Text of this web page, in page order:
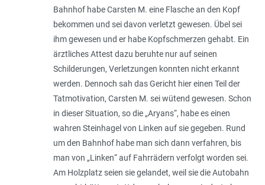
Bahnhof habe Carsten M. eine Flasche an den Kopf
bekommen und sei davon verletzt gewesen. Übel sei
ihm gewesen und er habe Kopfschmerzen gehabt. Ein
ärztliches Attest dazu beruhte nur auf seinen
Schilderungen, Verletzungen konnten nicht erkannt
werden. Dennoch sah das Gericht hier einen Teil der
Tatmotivation, Carsten M. sei wütend gewesen. Schon
in dieser Situation, so die „Aryans“, habe es einen
wahren Steinhagel von Linken auf sie gegeben. Rund
um den Bahnhof habe man sich dann verfahren, bis
man von „Linken“ auf Fahrrädern verfolgt worden sei.
Am Holzplatz seien sie gelandet, weil sie die Autobahn